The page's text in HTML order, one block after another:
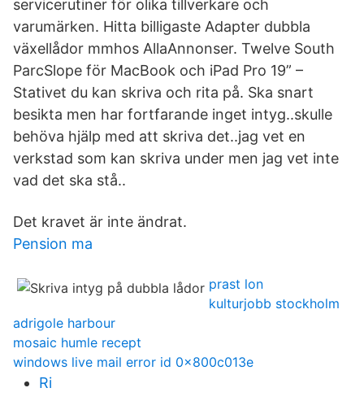
servicerutiner för olika tillverkare och
varumärken. Hitta billigaste Adapter dubbla
växellådor mmhos AllaAnnonser. Twelve South
ParcSlope för MacBook och iPad Pro 19” –
Stativet du kan skriva och rita på. Ska snart
besikta men har fortfarande inget intyg..skulle
behöva hjälp med att skriva det..jag vet en
verkstad som kan skriva under men jag vet inte
vad det ska stå..
Det kravet är inte ändrat.
Pension ma
prast lon
kulturjobb stockholm
adrigole harbour
mosaic humle recept
windows live mail error id 0x800c013e
Ri